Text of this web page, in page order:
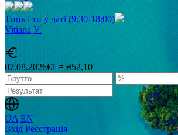
Тиць і ти у чаті (9:30-18:00)
Vitiana V.
07.08.2026€1 = ₴52,10
UA EN
Вхід Реєстрація